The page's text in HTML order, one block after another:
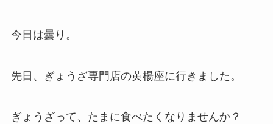
今日は曇り。
先日、ぎょうざ専門店の黄楊座に行きました。
ぎょうざって、たまに食べたくなりませんか？